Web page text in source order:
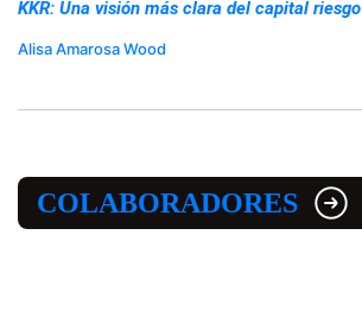
KKR: Una visión más clara del capital riesgo
Alisa Amarosa Wood
COLABORADORES